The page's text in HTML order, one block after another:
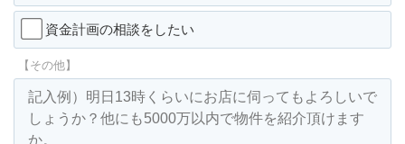
資金計画の相談をしたい
【その他】